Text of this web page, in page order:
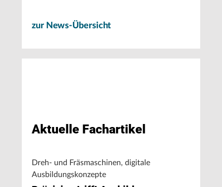
zur News-Übersicht
Aktuelle Fachartikel
Dreh- und Fräsmaschinen, digitale
Ausbildungskonzepte